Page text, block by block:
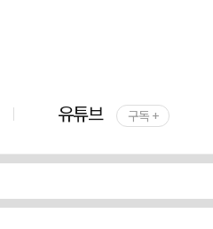
유튜브 구독 +